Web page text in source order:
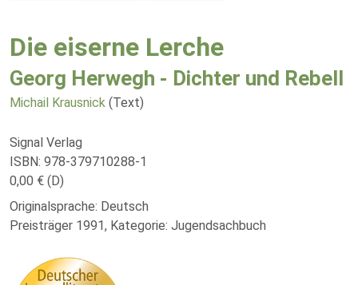
Die eiserne Lerche
Georg Herwegh - Dichter und Rebell
Michail Krausnick (Text)
Signal Verlag
ISBN: 978-379710288-1
0,00 € (D)
Originalsprache: Deutsch
Preisträger 1991, Kategorie: Jugendsachbuch